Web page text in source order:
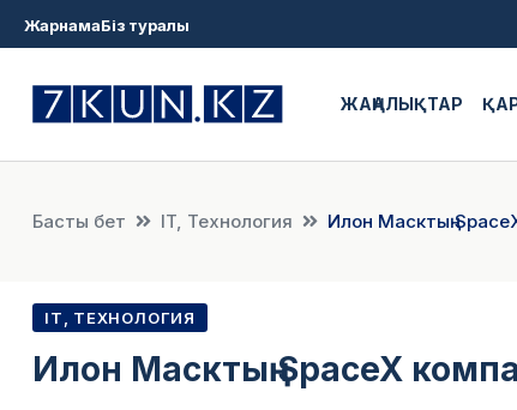
ЖарнамаБіз туралы
ЖАҢАЛЫҚТАР
Басты бет IT, Технология Илон Масктың
IT, ТЕХНОЛОГИЯ
Илон Масктың SpaceX